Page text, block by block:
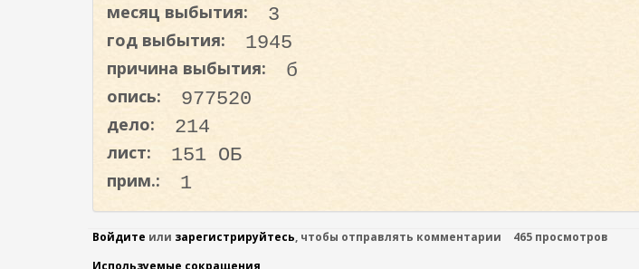
месяц выбытия: 3
год выбытия: 1945
причина выбытия: б
опись: 977520
дело: 214
лист: 151 ОБ
прим.: 1
Войдите или зарегистрируйтесь, чтобы отправлять комментарии
465 просмотров
Используемые сокращения